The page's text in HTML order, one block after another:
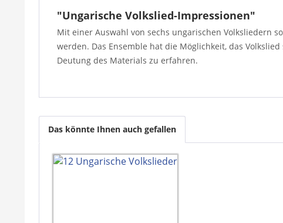
"Ungarische Volkslied-Impressionen"
Mit einer Auswahl von sechs ungarischen Volksliedern
werden. Das Ensemble hat die Möglichkeit, das
Deutung des Materials zu erfahren.
Das könnte Ihnen auch gefallen